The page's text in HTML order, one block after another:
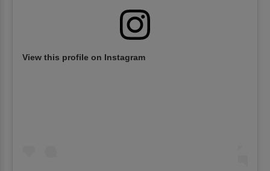
View this profile on Instagram